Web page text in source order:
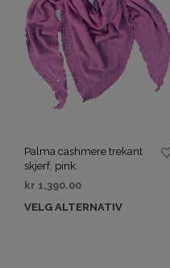
Palma cashmere trekant
skjerf, pink.
kr 1,390.00
VELG ALTERNATIV